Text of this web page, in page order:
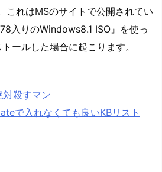
これはMSのサイトで公開されてい
入りのWindows8.1 ISO』を使っ
ールした場合に起こります。
対殺すマン
で入れなくても良いKBリスト